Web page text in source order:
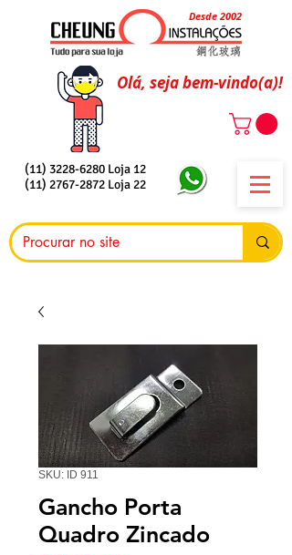
Desde 2002
Olá, seja bem-vindo(a)!
(11) 3228-6280 Loja 12
(11) 2767-2872 Loja 22
SKU: ID 911
Gancho Porta
Quadro Zincado